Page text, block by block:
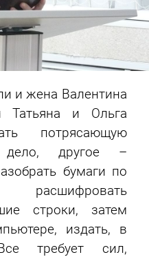
и жена Валентина
Татьяна и Ольга
потрясающую
другое –
бумаги по
расшифровать
строки, затем
издать, в
требует сил,